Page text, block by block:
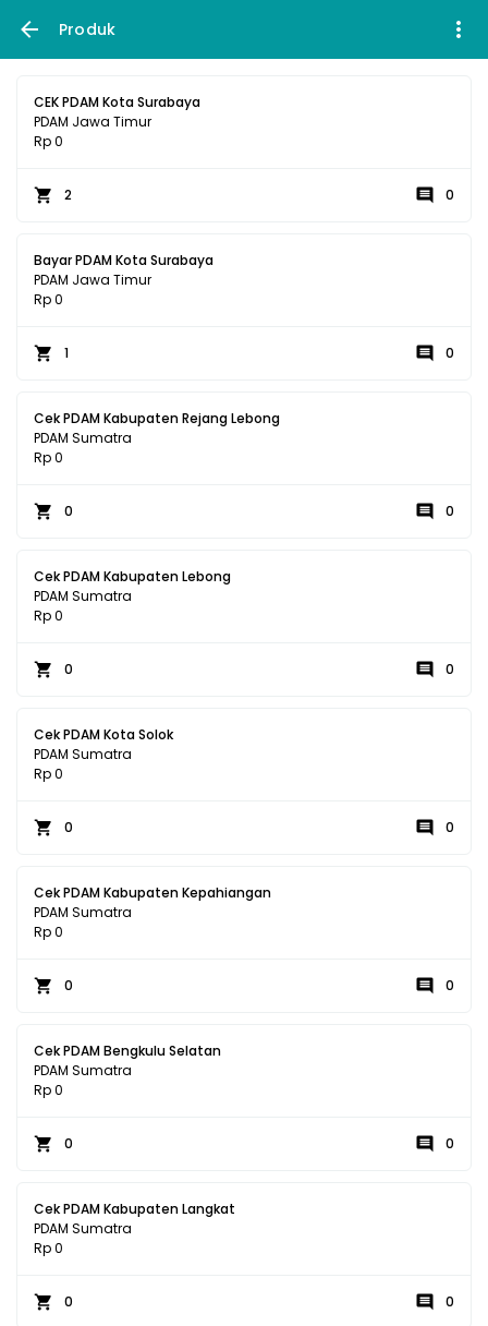
Produk
CEK PDAM Kota Surabaya
PDAM Jawa Timur
Rp 0
2 0
Bayar PDAM Kota Surabaya
PDAM Jawa Timur
Rp 0
1 0
Cek PDAM Kabupaten Rejang Lebong
PDAM Sumatra
Rp 0
0 0
Cek PDAM Kabupaten Lebong
PDAM Sumatra
Rp 0
0 0
Cek PDAM Kota Solok
PDAM Sumatra
Rp 0
0 0
Cek PDAM Kabupaten Kepahiangan
PDAM Sumatra
Rp 0
0 0
Cek PDAM Bengkulu Selatan
PDAM Sumatra
Rp 0
0 0
Cek PDAM Kabupaten Langkat
PDAM Sumatra
Rp 0
0 0